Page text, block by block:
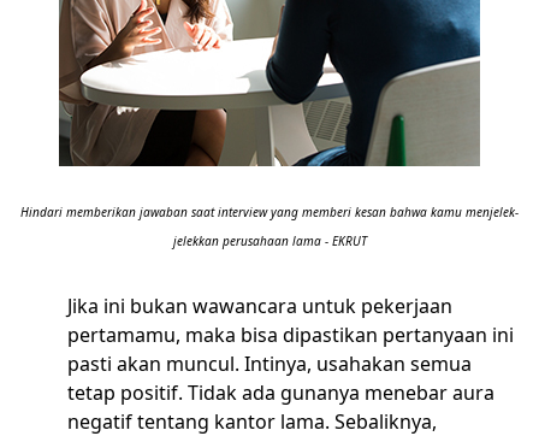
Hindari memberikan jawaban saat interview yang memberi kesan bahwa kamu menjelek-
jelekkan perusahaan lama - EKRUT
Jika ini bukan wawancara untuk pekerjaan
pertamamu, maka bisa dipastikan pertanyaan ini
pasti akan muncul. Intinya, usahakan semua
tetap positif. Tidak ada gunanya menebar aura
negatif tentang kantor lama. Sebaliknya,